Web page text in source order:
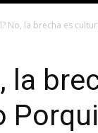
No, la brecha es
la